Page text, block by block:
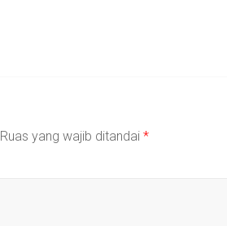
Ruas yang wajib ditandai *